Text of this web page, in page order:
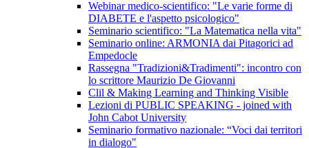
Webinar medico-scientifico: "Le varie forme di
DIABETE e l'aspetto psicologico"
Seminario scientifico: "La Matematica nella vita"
Seminario online: ARMONIA dai Pitagorici ad
Empedocle
Rassegna "Tradizioni&Tradimenti": incontro con
lo scrittore Maurizio De Giovanni
Clil & Making Learning and Thinking Visible
Lezioni di PUBLIC SPEAKING - joined with
John Cabot University
Seminario formativo nazionale: “Voci dai territori
in dialogo"